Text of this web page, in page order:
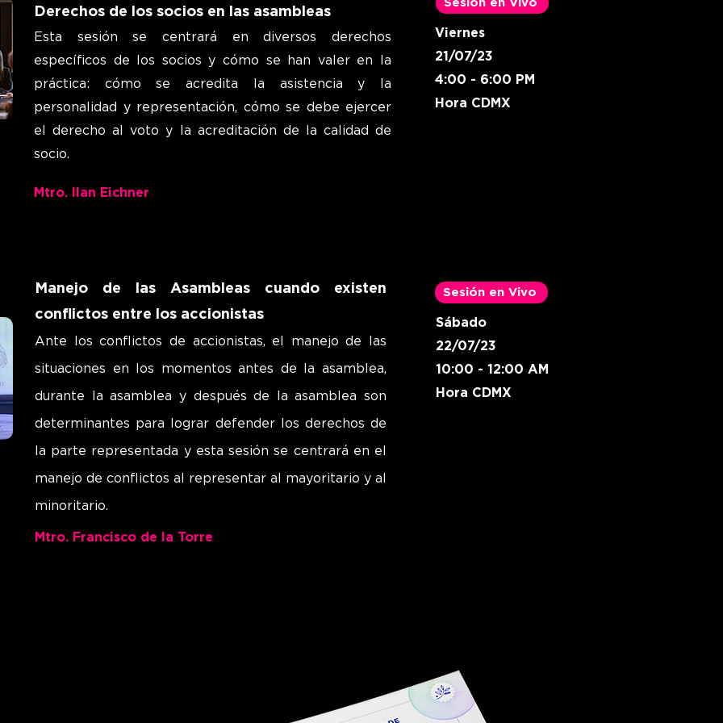
Derechos de los socios en las asambleas
Esta sesión se centrará en diversos derechos
específicos de los socios y cómo se han valer en la
práctica: cómo se acredita la asistencia y la
personalidad y representación, cómo se debe ejercer
el derecho al voto y la acreditación de la calidad de
socio.
Sesión en Vivo
Viernes
21/07/23
4:00 - 6:00 PM
Hora CDMX
Mtro. Ilan Eichner
Manejo de las Asambleas cuando existen
conflictos entre los accionistas
Ante los conflictos de accionistas, el manejo de las
situaciones en los momentos antes de la asamblea,
durante la asamblea y después de la asamblea son
determinantes para lograr defender los derechos de
la parte representada y esta sesión se centrará en el
manejo de conflictos al representar al mayoritario y al
minoritario.
Sesión en Vivo
Sábado
22/07/23
10:00 - 12:00 AM
Hora CDMX
Mtro. Francisco de la Torre